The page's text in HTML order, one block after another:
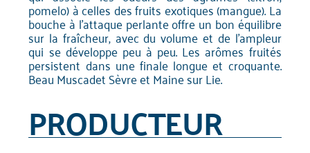
pomelo) à celles des fruits exotiques (mangue). La
bouche à l'attaque perlante offre un bon équilibre
sur la fraîcheur, avec du volume et de l'ampleur
qui se développe peu à peu. Les arômes fruités
persistent dans une finale longue et croquante.
Beau Muscadet Sèvre et Maine sur Lie.
PRODUCTEUR